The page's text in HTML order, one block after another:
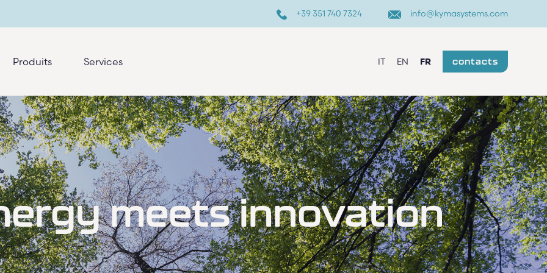
+39 351 740 7324 info@kymasystems.com
Produits Services IT EN FR contacts
meets innovation